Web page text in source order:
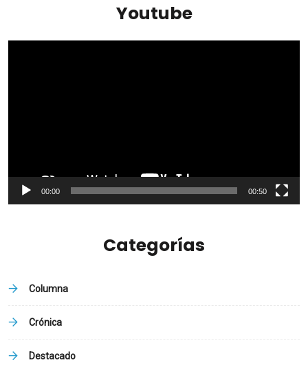
Youtube
00:00 00:50
Categorías
Columna
Crónica
Destacado